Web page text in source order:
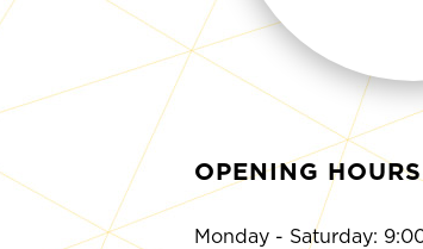
OPENING HOURS
Monday - Saturday: